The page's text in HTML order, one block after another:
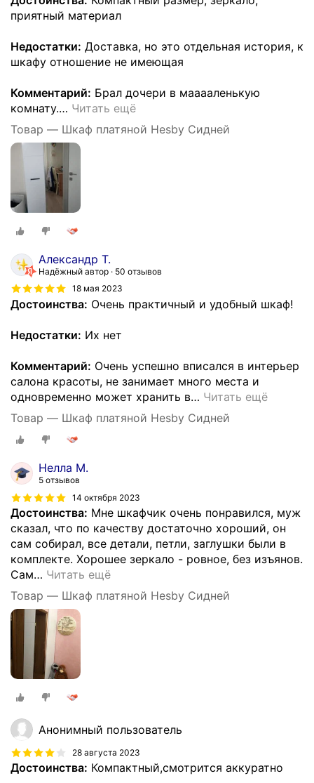
приятный материал
Недостатки: Доставка, но это отдельная история, к
шкафу отношение не имеющая
Комментарий: Брал дочери в мааааленькую
комнату.… Читать ещё
Товар — Шкаф платяной Hesby Сидней
Александр Т.
Надёжный автор
50 отзывов
18 мая 2023
Достоинства: Очень практичный и удобный шкаф!
Недостатки: Их нет
Комментарий: Очень успешно вписался в интерьер
салона красоты, не занимает много места и
одновременно может хранить в… Читать ещё
Товар — Шкаф платяной Hesby Сидней
Нелла М.
5 отзывов
14 октября 2023
Достоинства: Мне шкафчик очень понравился, муж
сказал, что по качеству достаточно хороший, он
сам собирал, все детали, петли, заглушки были в
комплекте. Хорошее зеркало - ровное, без изъянов.
Сам… Читать ещё
Товар — Шкаф платяной Hesby Сидней
Анонимный пользователь
28 августа 2023
Достоинства: Компактный,смотрится аккуратно